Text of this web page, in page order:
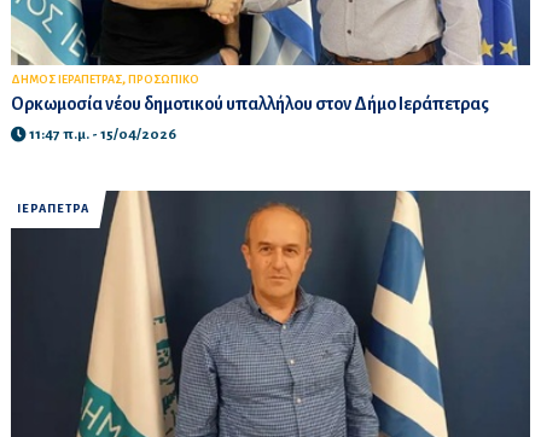
ΔΗΜΟΣ ΙΕΡΑΠΕΤΡΑΣ, ΠΡΟΣΩΠΙΚΟ
Ορκωμοσία νέου δημοτικού υπαλλήλου στον Δήμο Ιεράπετρας
11:47 π.μ. - 15/04/2026
ΙΕΡΑΠΕΤΡΑ